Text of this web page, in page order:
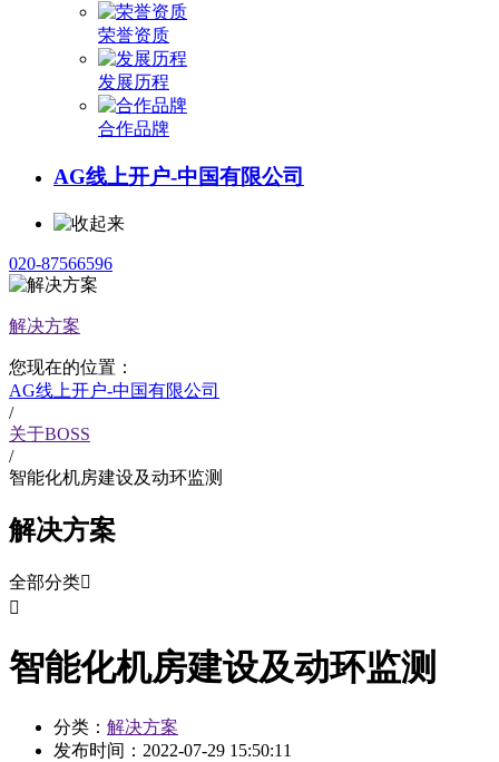
荣誉资质
发展历程
合作品牌
AG线上开户-中国有限公司
020-87566596
解决方案
您现在的位置：
AG线上开户-中国有限公司
/
关于BOSS
/
智能化机房建设及动环监测
解决方案
全部分类

智能化机房建设及动环监测
分类： 解决方案
发布时间： 2022-07-29 15:50:11